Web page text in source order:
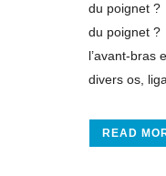
du poignet ?
du poignet
l’avant-bras
divers os,
READ